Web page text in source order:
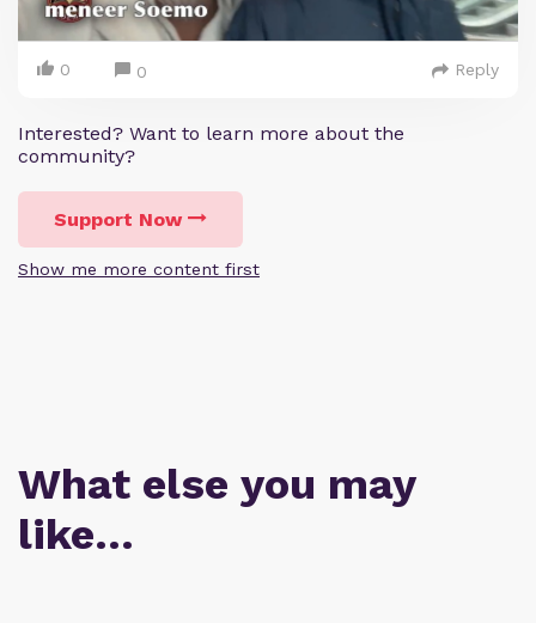
0 0 Reply
Interested? Want to learn more about the
community?
Support Now
Show me more content first
What else you may
like…